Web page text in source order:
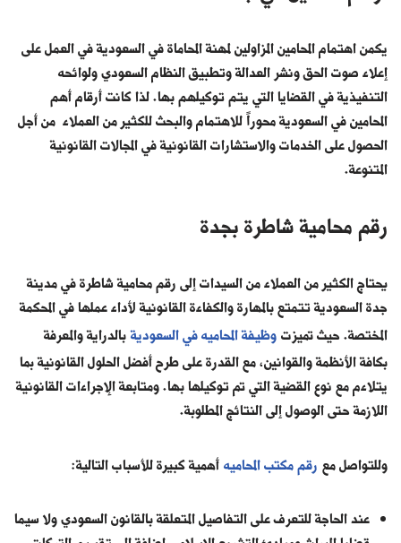
يكمن اهتمام المحامين المزاولين لمهنة المحاماة في السعودية في العمل على
إعلاء صوت الحق ونشر العدالة وتطبيق النظام السعودي ولوائحه
التنفيذية في القضايا التي يتم توكيلهم بها. لذا كانت أرقام أهم
المحامين في السعودية محوراً للاهتمام والبحث للكثير من العملاء من أجل
الحصول على الخدمات والاستشارات القانونية في المجالات القانونية
المتنوعة.
رقم محامية شاطرة بجدة
يحتاج الكثير من العملاء من السيدات إلى رقم محامية شاطرة في مدينة
جدة السعودية تتمتع بالمهارة والكفاءة القانونية لأداء عملها في المحكمة
المختصة. حيث تميزتوظيفة المحاميه في السعوديةبالدراية والمعرفة
بكافة الأنظمة والقوانين، مع القدرة على طرح أفضل الحلول القانونية بما
يتلاءم مع نوع القضية التي تم توكيلها بها. ومتابعة الإجراءات القانونية
اللازمة حتى الوصول إلى النتائج المطلوبة.
وللتواصل مع رقم مكتب المحاميهأهمية كبيرة للأسباب التالية:
عند الحاجة للتعرف على التفاصيل المتعلقة بالقانون السعودي ولا سيما